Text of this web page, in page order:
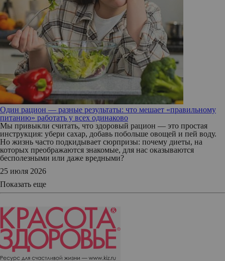
Один рацион — разные результаты: что мешает «правильному
питанию» работать у всех одинаково
Мы привыкли считать, что здоровый рацион — это простая
инструкция: убери сахар, добавь побольше овощей и пей воду.
Но жизнь часто подкидывает сюрпризы: почему диеты, на
которых преображаются знакомые, для нас оказываются
бесполезными или даже вредными?
25 июля 2026
Показать еще